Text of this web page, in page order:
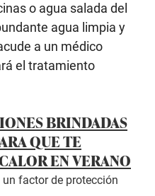
o agua salada del
agua limpia y
a un médico
el tratamiento
BRINDADAS
QUE TE
EN VERANO
factor de protección